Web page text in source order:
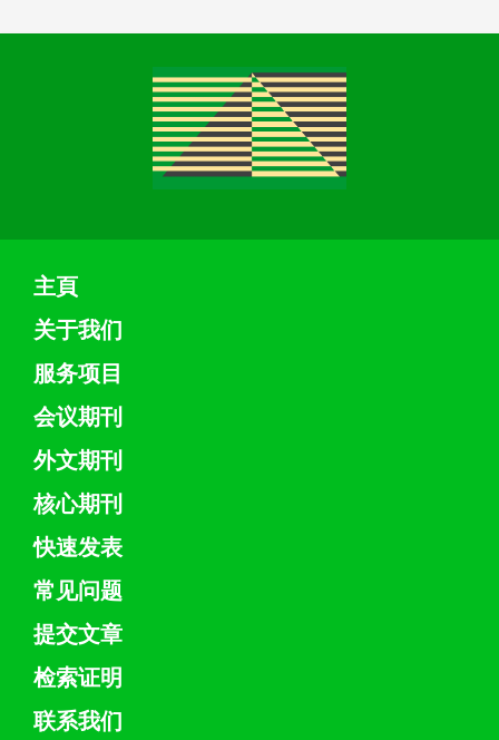
主頁
关于我们
服务项目
会议期刊
外文期刊
核心期刊
快速发表
常见问题
提交文章
检索证明
联系我们